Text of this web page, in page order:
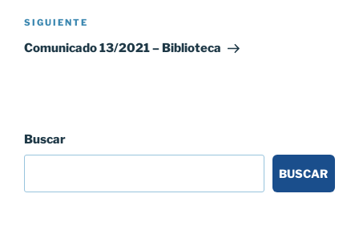
Siguiente
entrada
SIGUIENTE
Comunicado 13/2021 – Biblioteca
Buscar
BUSCAR